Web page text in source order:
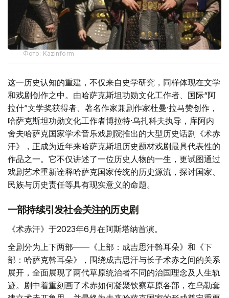
Фото: Kazinform
这一历史认知的重建，不仅来自史学研究，同样体现在文学
和戏剧创作之中。由哈萨克斯坦功勋文化工作者、国际“阿
拉什”文学奖获得者、著名作家兼剧作家杜曼·拉马赞创作，
哈萨克斯坦功勋文化工作者博拉特·乌扎科夫执导，库阿内
舍夫哈萨克国家学术音乐戏剧院推出的大型历史话剧《术赤
汗》，正成为近年来哈萨克斯坦历史题材戏剧最具代表性的
作品之一。它不仅讲述了一位历史人物的一生，更试图通过
戏剧艺术重新诠释哈萨克国家传统的历史源流，探讨国家、
民族与历史责任等具有现实意义的命题。
一部持续引发社会关注的历史剧
《术赤汗》于2023年6月在阿斯塔纳首演。
全剧分为上下两部——《上部：成吉思汗斡耳朵》和《下
部：哈萨克斡耳朵》，围绕成吉思汗与长子术赤之间的关系
展开，全面展现了两代草原统治者不同的治国理念及人生轨
迹。剧中着重刻画了术赤如何凝聚钦察草原各部，在乌勒套